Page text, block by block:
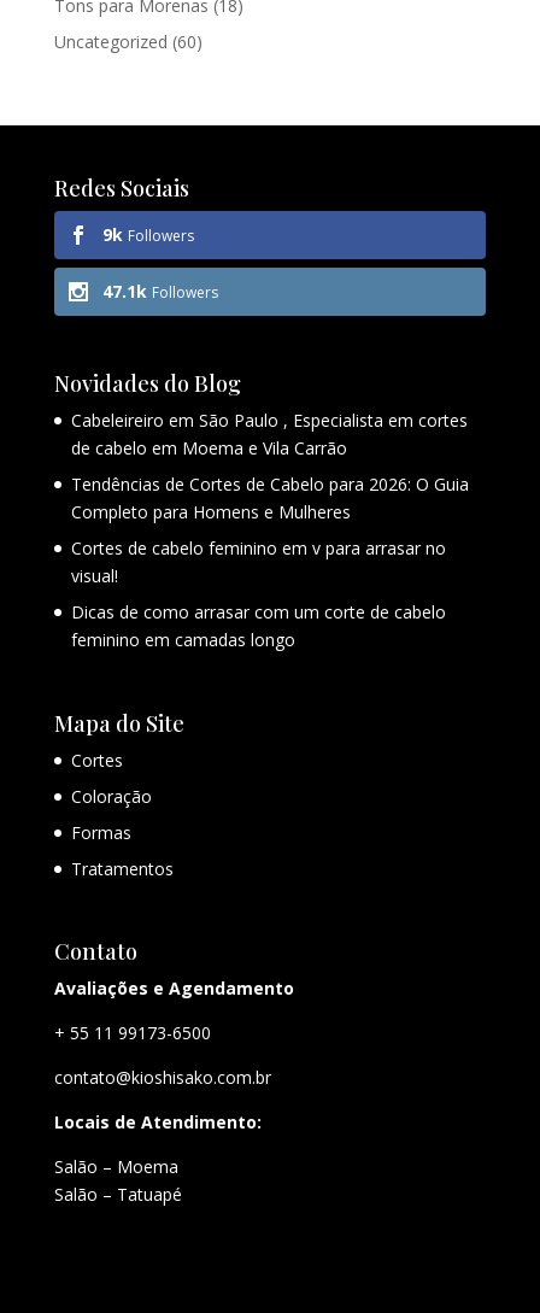
Tons para Morenas (18)
Uncategorized (60)
Redes Sociais
9k Followers
47.1k Followers
Novidades do Blog
Cabeleireiro em São Paulo , Especialista em cortes
de cabelo em Moema e Vila Carrão
Tendências de Cortes de Cabelo para 2026: O Guia
Completo para Homens e Mulheres
Cortes de cabelo feminino em v para arrasar no
visual!
Dicas de como arrasar com um corte de cabelo
feminino em camadas longo
Mapa do Site
Cortes
Coloração
Formas
Tratamentos
Contato
Avaliações e Agendamento
+ 55 11 99173-6500
contato@kioshisako.com.br
Locais de Atendimento:
Salão – Moema
Salão – Tatuapé